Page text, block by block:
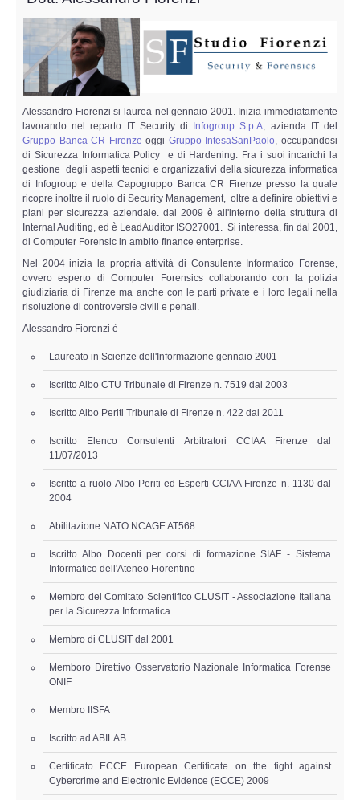
Perizia Data Breach
INDAGINI DIGITALI
Digital Intelligence OSINT
Indagini su computer
Indagini Smartphone,Tablet
Copia/Acquisizione Forense
Bonifiche Digitali
Forensics Readiness
Incident Response
Copia/Acquisizione Forense Web
Indagini persone scomparse
Remote Digital Forensics
Acquisizione Forense remota
Sblocco PIN Smartphone
Recupero dati
Prevenzione Frode
Security Management
Risk Management
Incident Handling & Response
Alessandro Fiorenzi si laurea nel gennaio 2001. Inizia immediatamente
lavorando nel reparto IT Security di Infogroup S.p.A , azienda IT del
Gruppo Banca CR Firenze oggi Gruppo IntesaSanPaolo
, occupandosi
di Sicurezza Informatica Policy e di Hardening. Fra i suoi incarichi la
gestione degli aspetti tecnici e organizzativi della sicurezza informatica
di Infogroup e della Capogruppo Banca CR Firenze presso la quale
ricopre inoltre il ruolo di Security Management, oltre a definire obiettivi e
piani per sicurezza aziendale. dal 2009 è all'interno della struttura di
Internal Auditing, ed è LeadAuditor ISO27001. Si interessa, fin dal 2001,
di Computer Forensic in ambito finance enterprise.
Nel 2004 inizia la propria attività di Consulente Informatico Forense,
ovvero esperto di Computer Forensics collaborando con la polizia
giudiziaria di Firenze ma anche con le parti private e i loro legali nella
risoluzione di controversie civili e penali.
Alessandro Fiorenzi è
Laureato in Scienze dell'Informazione gennaio 2001
Iscritto Albo CTU Tribunale di Firenze n. 7519 dal 2003
Iscritto Albo Periti Tribunale di Firenze n. 422 dal 2011
Iscritto Elenco Consulenti Arbitratori CCIAA Firenze dal
11/07/2013
Iscritto a ruolo Albo Periti ed Esperti CCIAA Firenze n. 1130 dal
2004
Abilitazione NATO NCAGE AT568
Iscritto Albo Docenti per corsi di formazione SIAF - Sistema
Informatico dell'Ateneo Fiorentino
Membro del Comitato Scientifico CLUSIT - Associazione Italiana
per la Sicurezza Informatica
Membro di CLUSIT dal 2001
Memboro Direttivo Osservatorio Nazionale Informatica Forense
ONIF
Membro IISFA
Iscritto ad ABILAB
Certificato ECCE European Certificate on the fight against
Cybercrime and Electronic Evidence (ECCE) 2009